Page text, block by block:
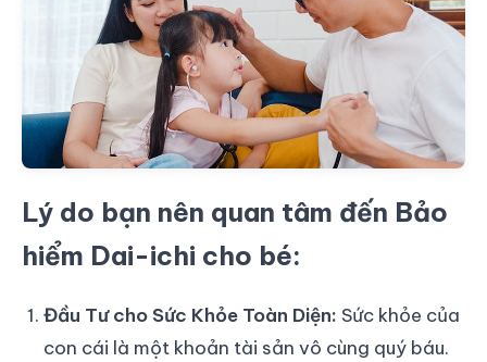
Lý do bạn nên quan tâm đến Bảo
hiểm Dai-ichi cho bé:
Đầu Tư cho Sức Khỏe Toàn Diện: Sức khỏe của
con cái là một khoản tài sản vô cùng quý báu.